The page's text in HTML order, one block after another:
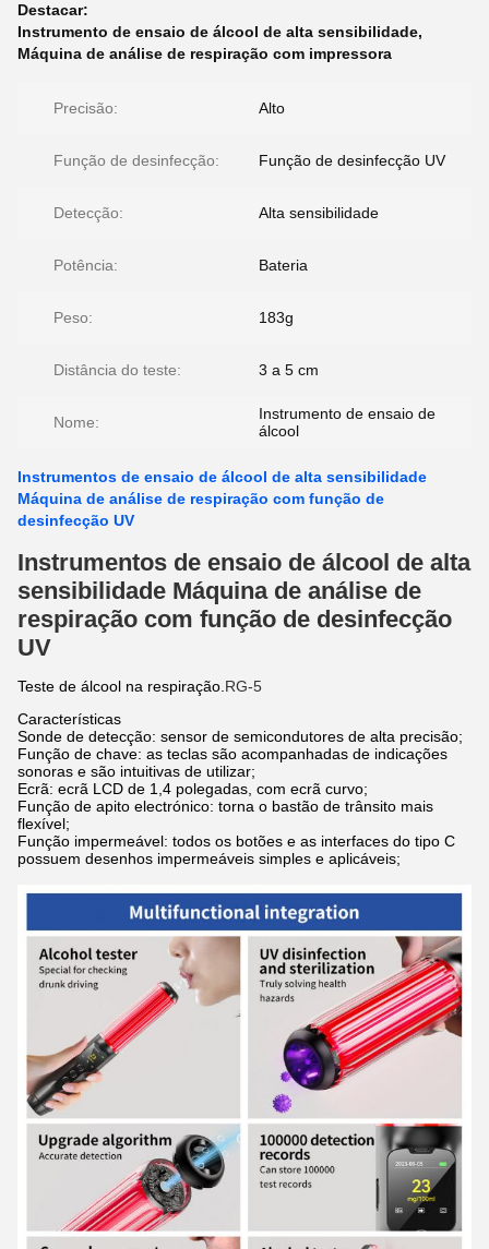
Destacar:
Instrumento de ensaio de álcool de alta sensibilidade,
Máquina de análise de respiração com impressora
Precisão: Alto
Função de desinfecção: Função de desinfecção UV
Detecção: Alta sensibilidade
Potência: Bateria
Peso: 183g
Distância do teste: 3 a 5 cm
Nome:
Instrumento de ensaio de
álcool
Instrumentos de ensaio de álcool de alta sensibilidade
Máquina de análise de respiração com função de
desinfecção UV
Instrumentos de ensaio de álcool de alta
sensibilidade Máquina de análise de
respiração com função de desinfecção
UV
Teste de álcool na respiração. RG-5
Características
Sonde de detecção: sensor de semicondutores de alta precisão;
Função de chave: as teclas são acompanhadas de indicações
sonoras e são intuitivas de utilizar;
Ecrã: ecrã LCD de 1,4 polegadas, com ecrã curvo;
Função de apito electrónico: torna o bastão de trânsito mais
flexível;
Função impermeável: todos os botões e as interfaces do tipo C
possuem desenhos impermeáveis simples e aplicáveis;